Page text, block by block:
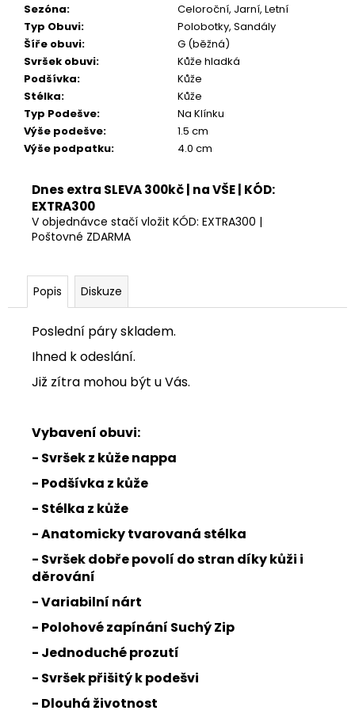
Sezóna:
Celoroční, Jarní, Letní
Typ Obuvi:
Polobotky, Sandály
Šíře obuvi:
G (běžná)
Svršek obuvi:
Kůže hladká
Podšívka:
Kůže
Stélka:
Kůže
Typ Podešve:
Na Klínku
Výše podešve:
1.5 cm
Výše podpatku: 4.0 cm
Dnes extra SLEVA 300kč | na VŠE | KÓD:
EXTRA300
V objednávce stačí vložit KÓD: EXTRA300 |
Poštovné ZDARMA
Popis Diskuze
Poslední páry skladem.
Ihned k odeslání.
Již zítra mohou být u Vás.
Vybavení obuvi:
- Svršek z kůže nappa
- Podšívka z kůže
- Stélka z kůže
- Anatomicky tvarovaná stélka
- Svršek dobře povolí do stran díky kůži i
děrování
- Variabilní nárt
- Polohové zapínání Suchý Zip
- Jednoduché prozutí
- Svršek přišitý k podešvi
- Dlouhá životnost
Kč